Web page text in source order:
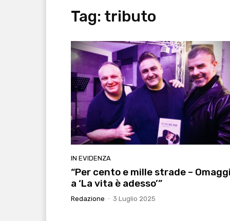
Tag: tributo
IN EVIDENZA
“Per cento e mille strade –
a ‘La vita è adesso’”
Redazione - 3 Luglio 2025